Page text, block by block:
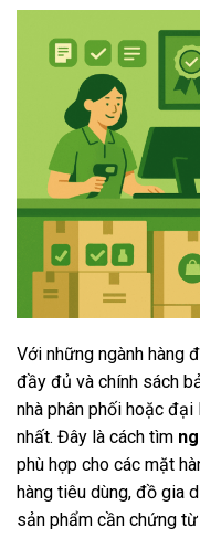
Với những ngành hàng
đầy đủ và chính sách
nhà phân phối hoặc đại
nhất. Đây là cách tìm
phù hợp cho các mặt
hàng tiêu dùng, đồ gia
sản phẩm cần chứng từ